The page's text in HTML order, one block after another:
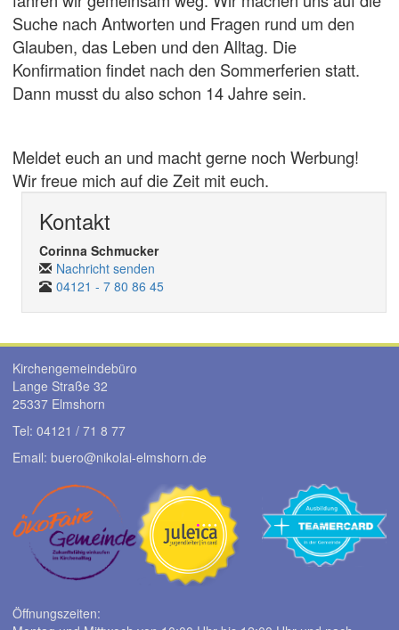
Suche nach Antworten und Fragen rund um den
Glauben, das Leben und den Alltag. Die
Konfirmation findet nach den Sommerferien statt.
Dann musst du also schon 14 Jahre sein.
Meldet euch an und macht gerne noch Werbung!
Wir freue mich auf die Zeit mit euch.
Kontakt
Corinna Schmucker
Nachricht senden
04121 - 7 80 86 45
Kirchengemeindebüro
Lange Straße 32
25337 Elmshorn
Tel: 04121 / 71 8 77
Email: buero@nikolai-elmshorn.de
Öffnungszeiten: